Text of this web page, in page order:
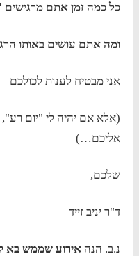
כל כמה זמן אתם מרגישים
ומה אתם עושים באותו
אני מבטיח לענות לכולכם
(אלא אם יהיה לי "יום רע",
אליכם…)
שלכם,
ד"ר יניב זייד
נ.ב. הנהאירוע שממש בא